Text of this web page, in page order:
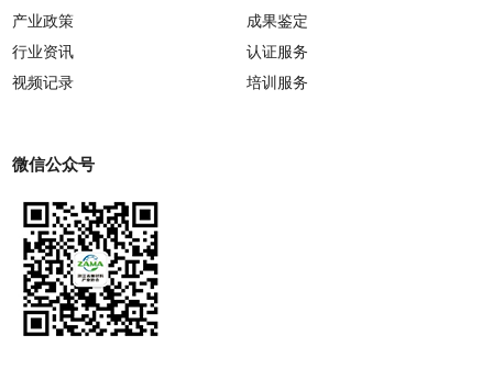
产业政策
行业资讯
视频记录
成果鉴定
认证服务
培训服务
微信公众号